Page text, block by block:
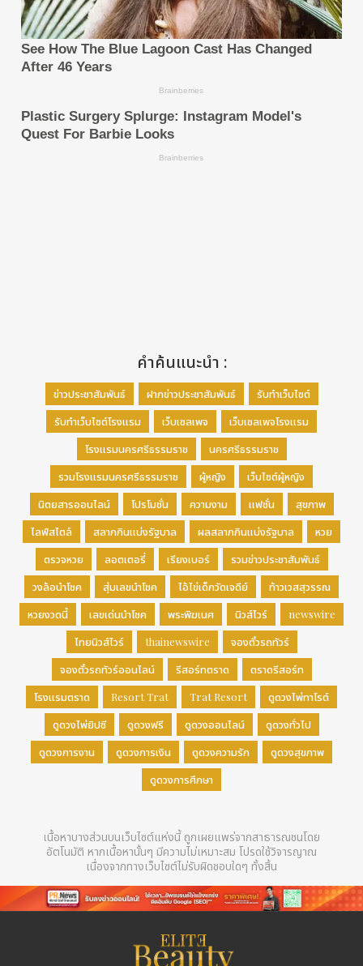
คำค้นแนะนำ :
ข่าวประชาสัมพันธ์ ฝากข่าวประชาสัมพันธ์
รับทำเว็บไซต์
รับทำเว็บไซต์โรงแรม
เว็บเซลเพจ
เว็บเซลเพจโรงแรม
โรงแรมนครศรีธรรมราช
นครศรีธรรมราช
รวมโรงแรมนครศรีธรรมราช
ผู้หญิง
เว็บไซต์ผู้หญิง
นิตยสารออนไลน์
โปรโมชั่น ความงาม แฟชั่น
สุขภาพ
ไลฟ์สไตล์
สลากกินแบ่งรัฐบาล ผลสลากกินแบ่งรัฐบาล
หวย
ตรวจหวย
ลอตเตอรี่ เรียงเบอร์
รวมข่าวประชาสัมพันธ์
วงล้อนำโชค
สุ่มเลขนำโชค ไอ้ไข่เด็กวัดเจดีย์
ท้าวเวสสุวรรณ
หวยงวดนี้
เลขเด่นนำโชค พระพิฆเนศ นิวส์ไวร์
newswire
ไทยนิวส์ไวร์
thainewswire
จองตั๋วรถทัวร์
จองตั๋วรถทัวร์ออนไลน์
รีสอร์ทตราด
ตราดรีสอร์ท
โรงแรมตราด
Resort Trat Trat Resort
ดูดวงไพ่ทาโรต์
ดูดวงไพ่ยิปซี
ดูดวงฟรี ดูดวงออนไลน์
ดูดวงทั่วไป
ดูดวงการงาน
ดูดวงการเงิน ดูดวงความรัก
ดูดวงสุขภาพ
ดูดวงการศึกษา
เนื้อหาบางส่วนบนเว็บไซต์แห่งนี้ ถูกเผยแพร่จากสาธารณชนโดย
อัตโนมัติ หากเนื้อหานั้นๆ มีความไม่เหมาะสม โปรดใช้วิจารญาณ
เนื่องจากทางเว็บไซต์ไม่รับผิดชอบใดๆ ทั้งสิ้น